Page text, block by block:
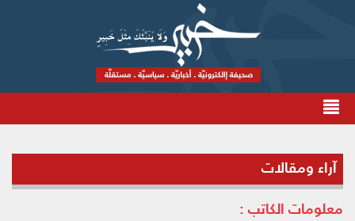
آراء ومقالات
معلومات الكاتب :